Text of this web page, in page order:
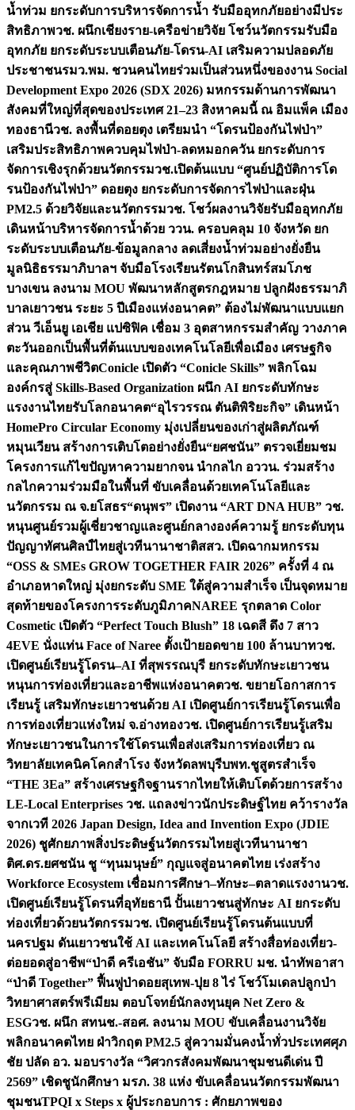
น้ำท่วม ยกระดับการบริหารจัดการน้ำ รับมืออุทกภัยอย่างมีประ
สิทธิภาพวช. ผนึกเชียงราย-เครือข่ายวิจัย โชว์นวัตกรรมรับมือ
อุทกภัย ยกระดับระบบเตือนภัย-โดรน-AI เสริมความปลอดภัย
ประชาชนรมว.พม. ชวนคนไทยร่วมเป็นส่วนหนึ่งของงาน Social
Development Expo 2026 (SDX 2026) มหกรรมด้านการพัฒนา
สังคมที่ใหญ่ที่สุดของประเทศ 21–23 สิงหาคมนี้ ณ อิมแพ็ค เมือง
ทองธานีวช. ลงพื้นที่ดอยตุง เตรียมนำ “โดรนป้องกันไฟป่า”
เสริมประสิทธิภาพควบคุมไฟป่า-ลดหมอกควัน ยกระดับการ
จัดการเชิงรุกด้วยนวัตกรรมวช.เปิดต้นแบบ “ศูนย์ปฏิบัติการโด
รนป้องกันไฟป่า” ดอยตุง ยกระดับการจัดการไฟป่าและฝุ่น
PM2.5 ด้วยวิจัยและนวัตกรรมวช. โชว์ผลงานวิจัยรับมืออุทกภัย
เดินหน้าบริหารจัดการน้ำด้วย ววน. ครอบคลุม 10 จังหวัด ยก
ระดับระบบเตือนภัย-ข้อมูลกลาง ลดเสี่ยงน้ำท่วมอย่างยั่งยืน
มูลนิธิธรรมาภิบาลฯ จับมือโรงเรียนรัตนโกสินทร์สมโภช
บางเขน ลงนาม MOU พัฒนาหลักสูตรกฎหมาย ปลูกฝังธรรมาภิ
บาลเยาวชน ระยะ 5 ปีเมืองแห่งอนาคต” ต้องไม่พัฒนาแบบแยก
ส่วน วีเอ็นยู เอเชีย แปซิฟิค เชื่อม 3 อุตสาหกรรมสำคัญ วางภาค
ตะวันออกเป็นพื้นที่ต้นแบบของเทคโนโลยีเพื่อเมือง เศรษฐกิจ
และคุณภาพชีวิตConicle เปิดตัว “Conicle Skills” พลิกโฉม
องค์กรสู่ Skills-Based Organization ผนึก AI ยกระดับทักษะ
แรงงานไทยรับโลกอนาคต“อุไรวรรณ ตันติพิริยะกิจ” เดินหน้า
HomePro Circular Economy มุ่งเปลี่ยนของเก่าสู่ผลิตภัณฑ์
หมุนเวียน สร้างการเติบโตอย่างยั่งยืน“ยศชนัน” ตรวจเยี่ยมชม
โครงการแก้ไขปัญหาความยากจน นำกลไก อววน. ร่วมสร้าง
กลไกความร่วมมือในพื้นที่ ขับเคลื่อนด้วยเทคโนโลยีและ
นวัตกรรม ณ จ.ยโสธร“ดนุพร” เปิดงาน “ART DNA HUB” วช.
หนุนศูนย์รวมผู้เชี่ยวชาญและศูนย์กลางองค์ความรู้ ยกระดับทุน
ปัญญาทัศนศิลป์ไทยสู่เวทีนานาชาติสสว. เปิดฉากมหกรรม
“OSS & SMEs GROW TOGETHER FAIR 2026” ครั้งที่ 4 ณ
อำเภอหาดใหญ่ มุ่งยกระดับ SME ใต้สู่ความสำเร็จ เป็นจุดหมาย
สุดท้ายของโครงการระดับภูมิภาคNAREE รุกตลาด Color
Cosmetic เปิดตัว “Perfect Touch Blush” 18 เฉดสี ดึง 7 สาว
4EVE นั่งแท่น Face of Naree ตั้งเป้ายอดขาย 100 ล้านบาทวช.
เปิดศูนย์เรียนรู้โดรน–AI ที่สุพรรณบุรี ยกระดับทักษะเยาวชน
หนุนการท่องเที่ยวและอาชีพแห่งอนาคตวช. ขยายโอกาสการ
เรียนรู้ เสริมทักษะเยาวชนด้วย AI เปิดศูนย์การเรียนรู้โดรนเพื่อ
การท่องเที่ยวแห่งใหม่ จ.อ่างทองวช. เปิดศูนย์การเรียนรู้เสริม
ทักษะเยาวชนในการใช้โดรนเพื่อส่งเสริมการท่องเที่ยว ณ
วิทยาลัยเทคนิคโคกสำโรง จังหวัดลพบุรีบพท.ชูสูตรสำเร็จ
“THE 3Ea” สร้างเศรษฐกิจฐานรากไทยให้เติบโตด้วยการสร้าง
LE-Local Enterprises วช. แถลงข่าวนักประดิษฐ์ไทย คว้ารางวัล
จากเวที 2026 Japan Design, Idea and Invention Expo (JDIE
2026) ชูศักยภาพสิ่งประดิษฐ์นวัตกรรมไทยสู่เวทีนานาชา
ติศ.ดร.ยศชนัน ชู “ทุนมนุษย์” กุญแจสู่อนาคตไทย เร่งสร้าง
Workforce Ecosystem เชื่อมการศึกษา–ทักษะ–ตลาดแรงงานวช.
เปิดศูนย์เรียนรู้โดรนที่อุทัยธานี ปั้นเยาวชนสู่ทักษะ AI ยกระดับ
ท่องเที่ยวด้วยนวัตกรรมวช. เปิดศูนย์เรียนรู้โดรนต้นแบบที่
นครปฐม ดันเยาวชนใช้ AI และเทคโนโลยี สร้างสื่อท่องเที่ยว-
ต่อยอดสู่อาชีพ“ป่าดี ครีเอชัน” จับมือ FORRU มช. นำทัพอาสา
“ป่าดี Together” ฟื้นฟูป่าดอยสุเทพ-ปุย 8 ไร่ โชว์โมเดลปลูกป่า
วิทยาศาสตร์พรีเมียม ตอบโจทย์นักลงทุนยุค Net Zero &
ESGวช. ผนึก สทนช.-สอศ. ลงนาม MOU ขับเคลื่อนงานวิจัย
พลิกอนาคตไทย ฝ่าวิกฤต PM2.5 สู่ความมั่นคงน้ำทั่วประเทศศุภ
ชัย ปลัด อว. มอบรางวัล “วิศวกรสังคมพัฒนาชุมชนดีเด่น ปี
2569” เชิดชูนักศึกษา มรภ. 38 แห่ง ขับเคลื่อนนวัตกรรมพัฒนา
ชุมชนTPQI x Steps x ผู้ประกอบการ : ศักยภาพของ